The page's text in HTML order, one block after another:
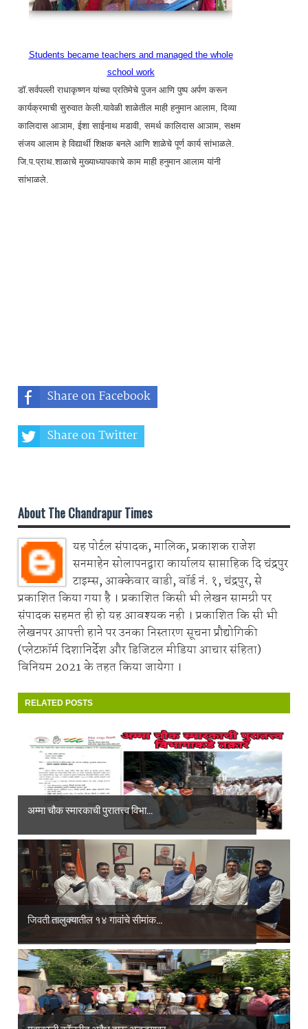
Students became teachers and managed the whole
school work
डॉ.सर्वपल्ली राधाकृष्णन यांच्या प्रतिमेचे पुजन आणि पुष्प अर्पण करून
कार्यक्रमाची सुरुवात केली.यावेळी शाळेतील माही हनुमान आलाम, दिव्या
कालिदास आञाम, ईशा साईनाथ मडावी, समर्थ कालिदास आञाम, सक्षम
संजय आलाम हे विद्यार्थी शिक्षक बनले आणि शाळेचे पूर्ण कार्य सांभाळले.
जि.प.प्राथ.शाळाचे मुख्याध्यापकाचे काम माही हनुमान आलाम यांनी
सांभाळले.
Share on Facebook
Share on Twitter
About The Chandrapur Times
यह पोर्टल संपादक, मालिक, प्रकाशक राजेश
सनमाहेन सोलापनद्वारा कार्यालय साप्ताहिक दि चंद्रपुर
टाइम्स, आक्केवार वाडी, वॉर्ड नं. १, चंद्रपुर, से
प्रकाशित किया गया है । प्रकाशित किसी भी लेखन सामग्री पर
संपादक सहमत ही हो यह आवश्यक नही । प्रकाशित कि सी भी
लेखनपर आपत्ती हाने पर उनका निस्तारण सूचना प्रौद्योगिकी
(प्लेटफ़ॉर्म दिशानिर्देश और डिजिटल मीडिया आचार संहिता)
विनियम 2021 के तहत किया जायेगा ।
RELATED POSTS
अम्मा चौक स्मारकाची पुरातत्त्व विभा...
जिवती तालुक्यातील १४ गावांचे सीमांक...